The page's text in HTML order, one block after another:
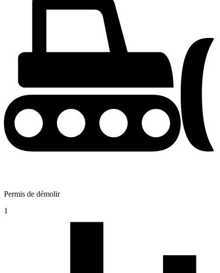
Permis de démolir
1